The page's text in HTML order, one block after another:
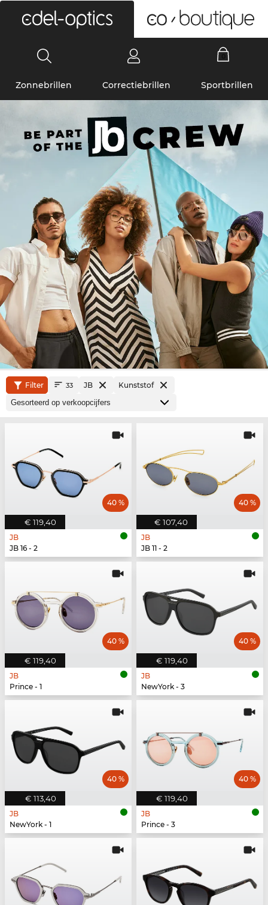
Zonnebrillen Correctiebrillen Sportbrillen
Filter 33 JB Kunststof
€ 119,40
40 %
JB
JB 16 - 2
€ 107,40
40 %
JB
JB 11 - 2
€ 119,40
40 %
JB
Prince - 1
€ 119,40
40 %
JB
NewYork - 3
€ 113,40
40 %
JB
NewYork - 1
€ 119,40
40 %
JB
Prince - 3